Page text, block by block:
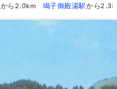
から2.0km 鳴子御殿湯駅から